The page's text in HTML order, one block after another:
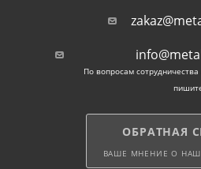
Компания Металл ДК —
Ассортимент: трубы 40×40
продукция от
70 % в наличии на 18
Круглосуточная отгрузка,
По вопросам
ОБРАТНАЯ
ВАШЕ МНЕНИЕ О